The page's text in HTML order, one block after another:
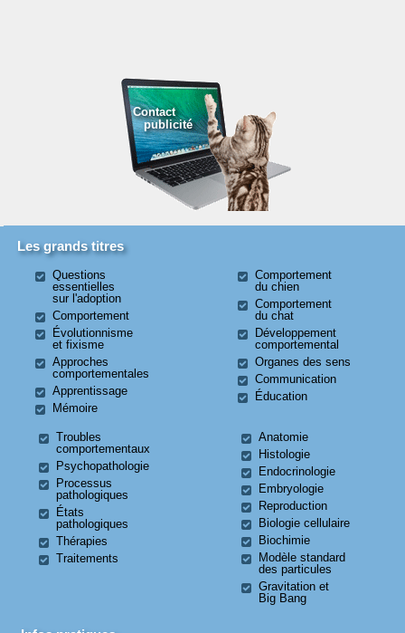
Contact
publicité
Les grands titres
Questions
essentielles
sur l'adoption
Comportement
Évolutionnisme
et fixisme
Approches
comportementales
Apprentissage
Mémoire
Comportement
du chien
Comportement
du chat
Développement
comportemental
Organes des sens
Communication
Éducation
Troubles
comportementaux
Psychopathologie
Processus
pathologiques
États
pathologiques
Thérapies
Traitements
Anatomie
Histologie
Endocrinologie
Embryologie
Reproduction
Biologie cellulaire
Biochimie
Modèle standard
des particules
Gravitation et
Big Bang